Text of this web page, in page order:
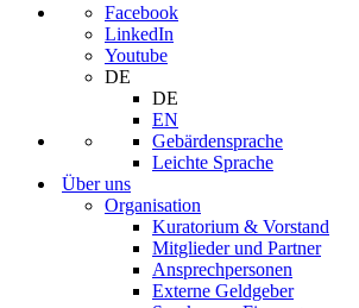
Facebook
LinkedIn
Youtube
DE
DE
EN
Gebärdensprache
Leichte Sprache
Über uns
Organisation
Kuratorium & Vorstand
Mitglieder und Partner
Ansprechpersonen
Externe Geldgeber